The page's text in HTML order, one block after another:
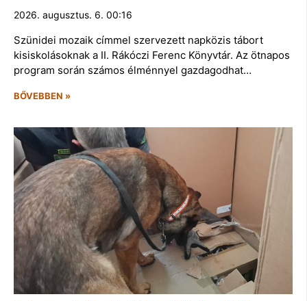
2026. augusztus. 6. 00:16
Szünidei mozaik címmel szervezett napközis tábort
kisiskolásoknak a II. Rákóczi Ferenc Könyvtár. Az ötnapos
program során számos élménnyel gazdagodhat…
BŐVEBBEN »